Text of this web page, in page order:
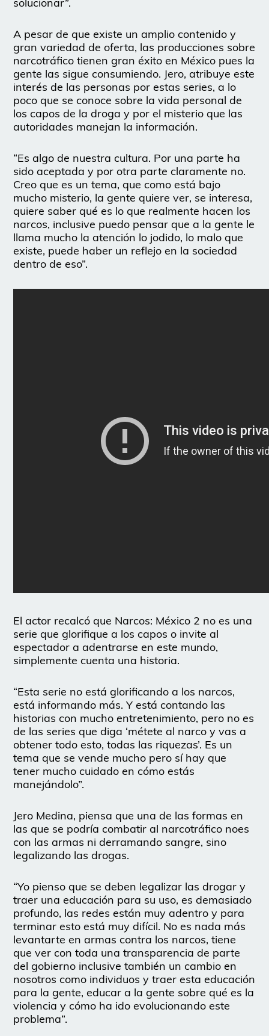
A pesar de que existe un amplio contenido y
gran variedad de oferta, las producciones sobre
narcotráfico tienen gran éxito en México pues la
gente las sigue consumiendo. Jero, atribuye este
interés de las personas por estas series, a lo
poco que se conoce sobre la vida personal de
los capos de la droga y por el misterio que las
autoridades manejan la información.
“Es algo de nuestra cultura. Por una parte ha
sido aceptada y por otra parte claramente no.
Creo que es un tema, que como está bajo
mucho misterio, la gente quiere ver, se interesa,
quiere saber qué es lo que realmente hacen los
narcos, inclusive puedo pensar que a la gente le
llama mucho la atención lo jodido, lo malo que
existe, puede haber un reflejo en la sociedad
dentro de eso”.
El actor recalcó que Narcos: México 2 no es una
serie que glorifique a los capos o invite al
espectador a adentrarse en este mundo,
simplemente cuenta una historia.
“Esta serie no está glorificando a los narcos,
está informando más. Y está contando las
historias con mucho entretenimiento, pero no es
de las series que diga ‘métete al narco y vas a
obtener todo esto, todas las riquezas’. Es un
tema que se vende mucho pero sí hay que
tener mucho cuidado en cómo estás
manejándolo”.
Jero Medina, piensa que una de las formas en
las que se podría combatir al narcotráfico noes
con las armas ni derramando sangre, sino
legalizando las drogas.
“Yo pienso que se deben legalizar las drogar y
traer una educación para su uso, es demasiado
profundo, las redes están muy adentro y para
terminar esto está muy difícil. No es nada más
levantarte en armas contra los narcos, tiene
que ver con toda una transparencia de parte
del gobierno inclusive también un cambio en
nosotros como individuos y traer esta educación
para la gente, educar a la gente sobre qué es la
violencia y cómo ha ido evolucionando este
problema”.